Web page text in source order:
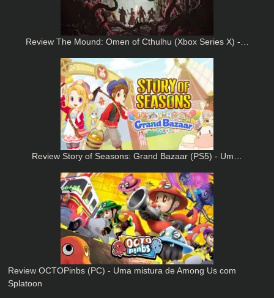
Review The Mound: Omen of Cthulhu (Xbox Series X) -…
Review Story of Seasons: Grand Bazaar (PS5) - Um…
Review OCTOPinbs (PC) - Uma mistura de Among Us com
Splatoon